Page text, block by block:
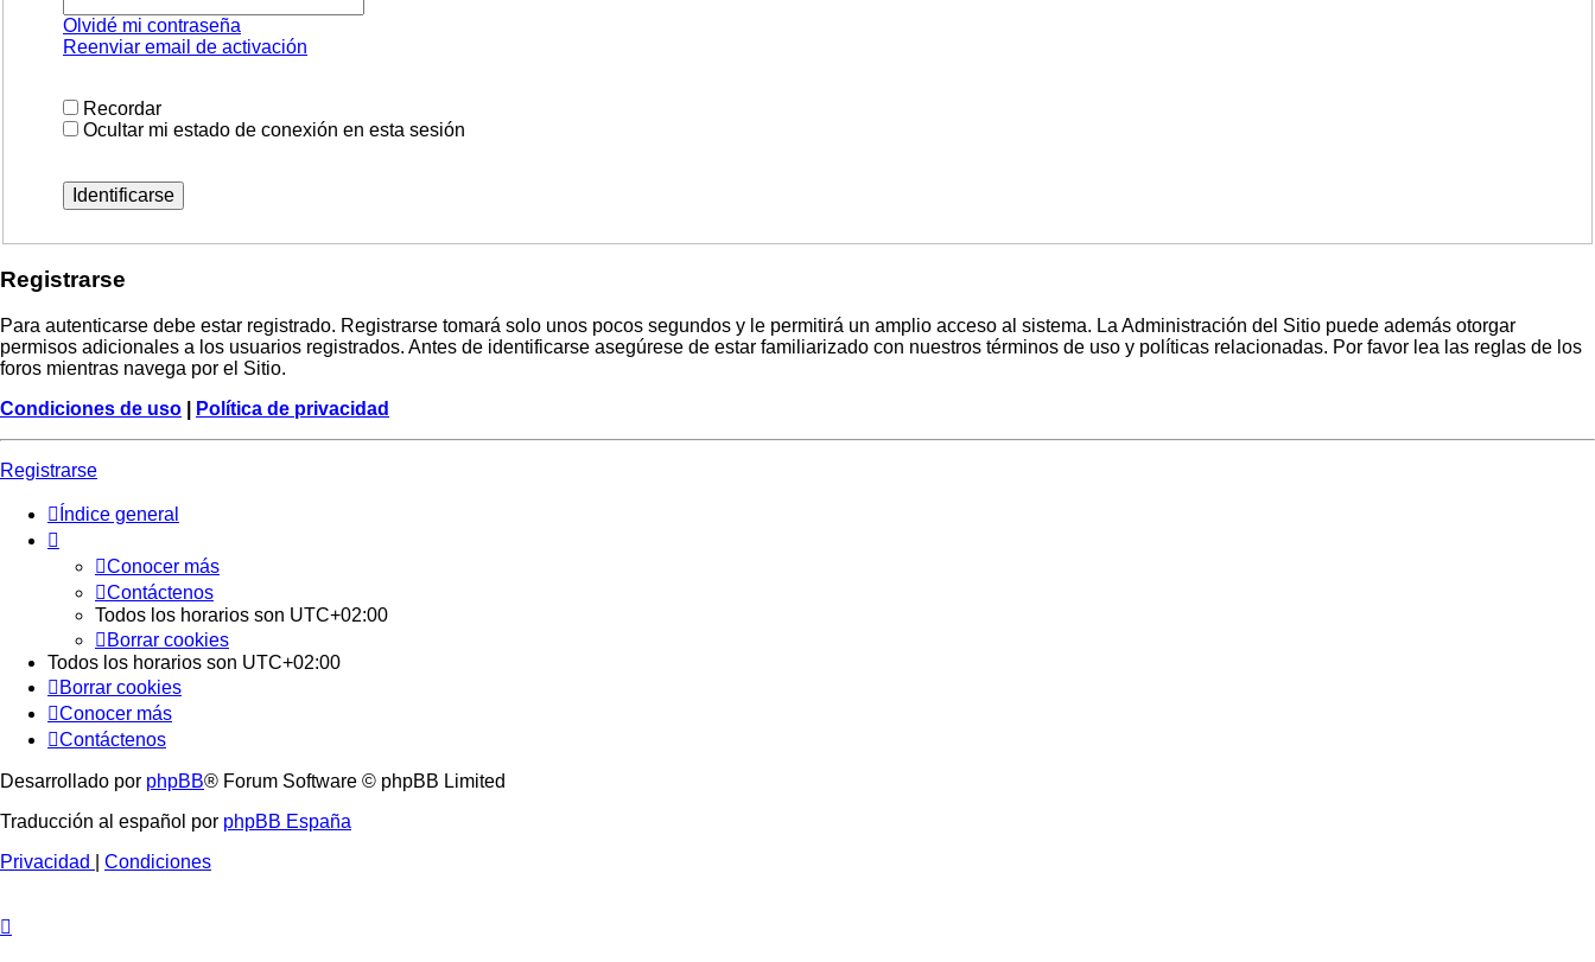
Olvidé mi contraseña
Reenviar email de activación
Recordar
Ocultar mi estado de conexión en esta sesión
Registrarse
Para autenticarse debe estar registrado. Registrarse tomará solo unos pocos segundos y le permitirá un amplio acceso al sistema. La Administración del Sitio puede además otorgar
permisos adicionales a los usuarios registrados. Antes de identificarse asegúrese de estar familiarizado con nuestros términos de uso y políticas relacionadas. Por favor lea las reglas de los
foros mientras navega por el Sitio.
Condiciones de uso
Política de privacidad
Registrarse
Índice general
Conocer más
Contáctenos
Todos los horarios son UTC+02:00
Borrar cookies
Todos los horarios son UTC+02:00
Borrar cookies
Conocer más
Contáctenos
Desarrollado por phpBB® Forum Software © phpBB Limited
Traducción al español por phpBB España
Privacidad
Condiciones